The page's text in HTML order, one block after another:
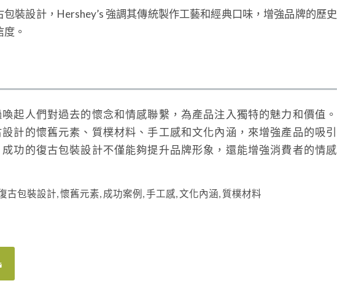
包裝設計，Hershey’s 強調其傳統製作工藝和經典口味，增強品牌的歷史
度。
起人們對過去的懷念和情感聯繫，為產品注入獨特的魅力和價值。
計的懷舊元素、質樸材料、手工感和文化內涵，來增強產品的吸引
功的復古包裝設計不僅能夠提升品牌形象，還能增強消費者的情感
古包裝設計,懷舊元素, 成功案例 ,手工感,文化內涵, 質樸材料